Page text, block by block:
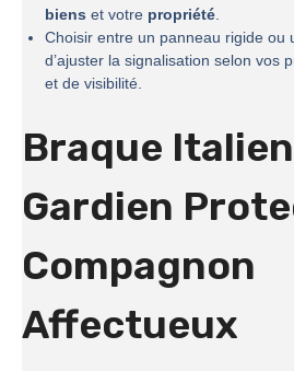
biens et votre propriété.
Choisir entre un panneau rigide ou
d’ajuster la signalisation selon vos
et de visibilité.
Braque
Gardien
Compagnon
Affectueux